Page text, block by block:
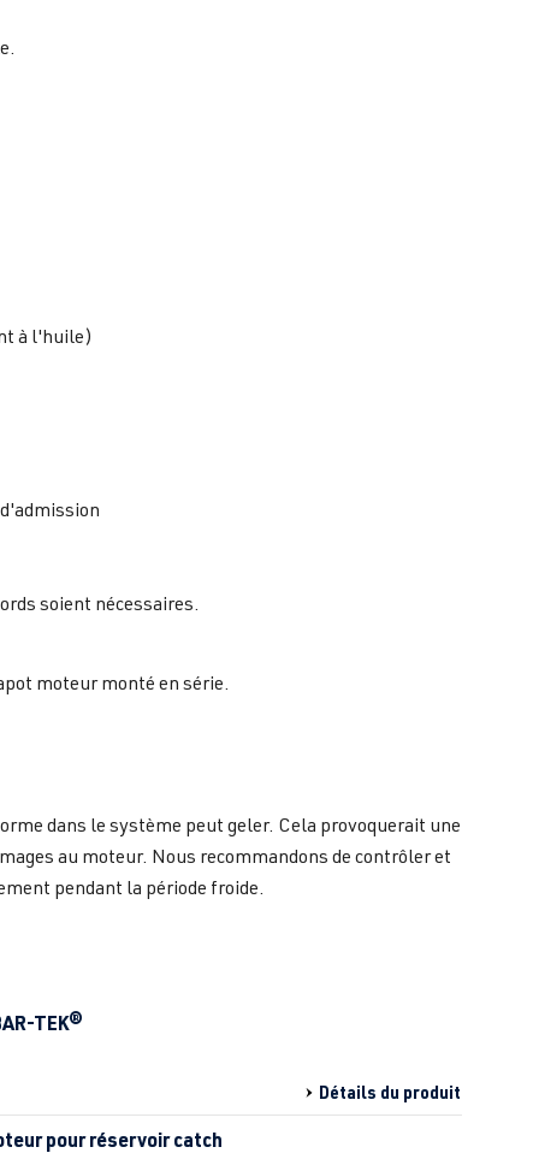
à l'huile)
soient nécessaires.
moteur monté en série.
dans le système peut geler. Cela provoquerait une
au moteur. Nous recommandons de contrôler et
pendant la période froide.
TEK®
Détails du produit
pour réservoir catch